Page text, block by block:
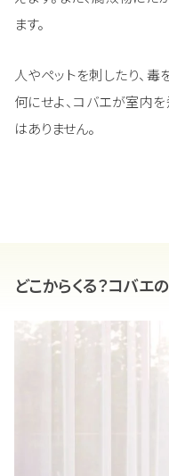
ます。
人やペットを刺したり、
何にせよ、コバエが室内
はありません。
どこからくる？コバエ